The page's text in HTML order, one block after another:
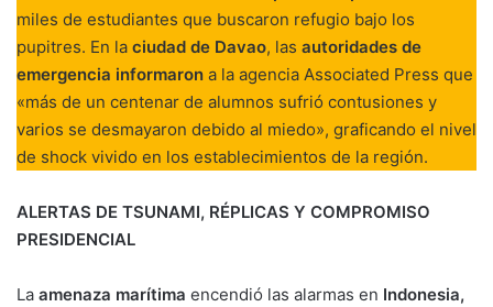
miles de estudiantes que buscaron refugio bajo los
pupitres. En la ciudad de Davao, las autoridades de
emergencia informaron a la agencia Associated Press que
«más de un centenar de alumnos sufrió contusiones y
varios se desmayaron debido al miedo», graficando el nivel
de shock vivido en los establecimientos de la región.
ALERTAS DE TSUNAMI, RÉPLICAS Y COMPROMISO
PRESIDENCIAL
La amenaza marítima encendió las alarmas en Indonesia,